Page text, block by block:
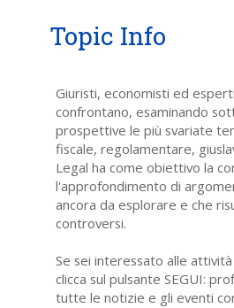
Topic Info
Giuristi, economisti ed
confrontano, esaminando
prospettive le più svariate
fiscale, regolamentare,
Legal ha come obiettivo la
l'approfondimento di
ancora da esplorare e che
controversi.
Se sei interessato alle attività
clicca sul pulsante SEGUI:
tutte le notizie e gli eventi